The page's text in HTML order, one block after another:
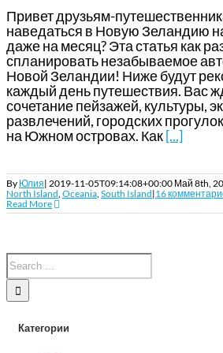
Привет друзьям-
наведаться в Новую Зеландию
даже на месяц? Эта статья как
спланировать незабываемое
Новой Зеландии! Ниже будут
каждый день путешествия. Вас
сочетание пейзажей, культуры,
развлечений, городских
на Южном островах. Как[...]
By Юлия| 2019-11-05T09:14:08+00:00 Май 8th,
North Island, Oceania, South Island|16
Read More
Категории